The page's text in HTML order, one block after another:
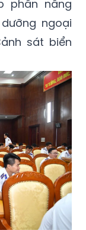
phần nâng
ngoại
sát biển